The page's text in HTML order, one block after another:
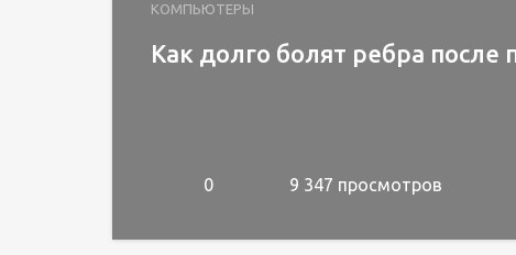
КОМПЬЮТЕРЫ
Как долго болят ребра после
0 9 347 просмотров